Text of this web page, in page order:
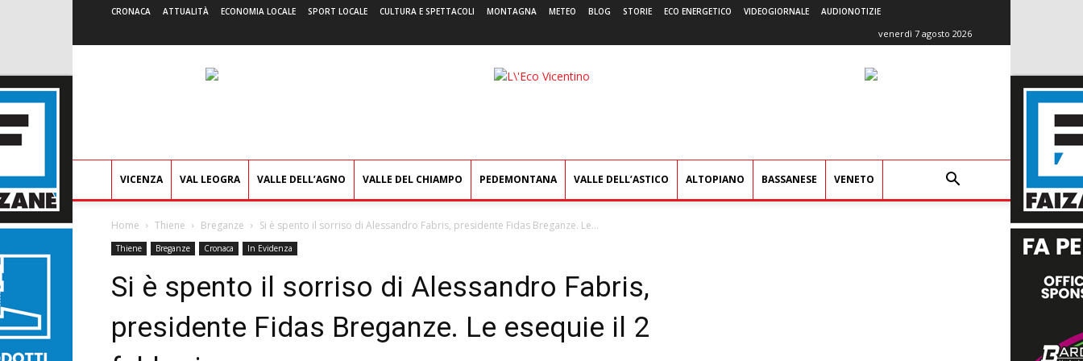
CRONACA ATTUALITÀ ECONOMIA LOCALE SPORT LOCALE CULTURA E SPETTACOLI MONTAGNA METEO BLOG STORIE ECO ENERGETICO VIDEOGIORNALE AUDIONOTIZIE
venerdì 7 agosto 2026
L'Eco
VICENZA VAL LEOGRA VALLE DELL’AGNO VALLE DEL CHIAMPO PEDEMONTANA VALLE DELL’ASTICO ALTOPIANO BASSANESE VENETO
Home Thiene Breganze Si è spento il sorriso di Alessandro Fabris, presidente Fidas Breganze. Le...
Thiene Breganze Cronaca In Evidenza
Si è spento il sorriso di Alessandro Fabris,
presidente Fidas Breganze. Le esequie il 2